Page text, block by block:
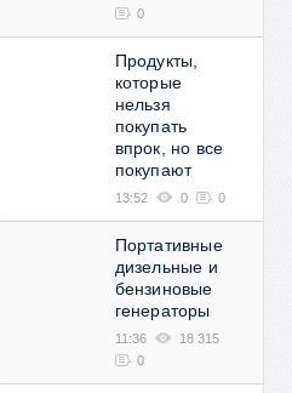
0
Продукты,
которые
нельзя
покупать
впрок, но все
покупают
13:52 0 0
Портативные
дизельные и
бензиновые
генераторы
11:36
18 315
0